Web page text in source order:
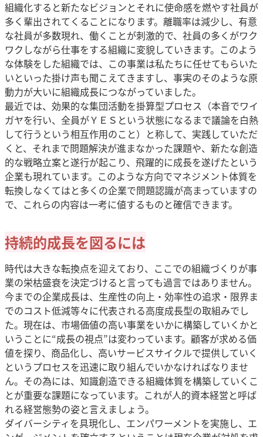
組織化すると新たなビジョンとそれに使命感を燃やす社員が
多く輩出されてくることになります。離職率は減少し、有意
な社員が多数現れ、働くことが刺激的で、社員の多くがワク
ワクしながら仕事をする組織に変貌していきます。このよう
な体験をした組織では、この事業は私たちに任せてもらいた
いといった掛け声も聞こえてきますし、事実のそのような原
動力が大いに組織成長につながっていました。
最近では、効果的な集団活動を掛算型プロセス（本音でワイ
ガヤを行い、全員がＹＥＳという状態になるまで議論を白熱
して行うという相互作用のこと）と称して、実践していただ
くと、それまで問題解決が進まなかった課題や、新たな創造
的な戦略立案と遂行が起こり、飛躍的に成長を遂げたという
企業も現れています。このような方向でマネジメント体質を
転換しなくてはと多くの企業で問題認識が高まっていますの
で、これらの内容は一考に値するものと確信できます。
持続的成長を図るには
時代は大きな転換点を迎えており、ここでの組織づくりが事
業の栄枯盛衰を決定づけると言っても過言ではありません。
今までの企業成長は、生産性の向上・効率性の追求・限界ま
でのコスト低減等々に代表される高度成長型の取組みでし
た。現在は、市場価値の高い事業をいかに構築していくかと
いうことに“成長の視点”は変わっています。顧客が求める価
値を探り、商品化し、高いサービスサイクルで提供していく
というプロセスを迅速に取り組んでいかなければなりませ
ん。その為には、知識創造できる組織体質を構築していくこ
とが重要な課題になっています。これが人的資本経営と呼ば
れる経営態勢の姿と言えましょう。
ダイバーシティを具現化し、エンパワーメントを実施し、エ